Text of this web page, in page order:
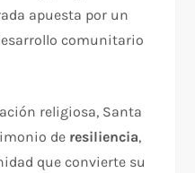
apuesta por un
comunitario
religiosa, Santa
de resiliencia,
que convierte su